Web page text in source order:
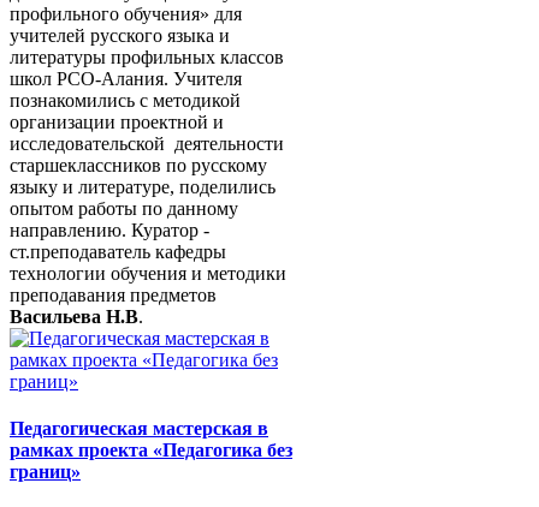
профильного обучения» для
учителей русского языка и
литературы профильных классов
школ РСО-Алания. Учителя
познакомились с методикой
организации проектной и
исследовательской деятельности
старшеклассников по русскому
языку и литературе, поделились
опытом работы по данному
направлению. Куратор -
ст.преподаватель кафедры
технологии обучения и методики
преподавания предметов
Васильева Н.В.
Педагогическая мастерская в
рамках проекта «Педагогика без
границ»